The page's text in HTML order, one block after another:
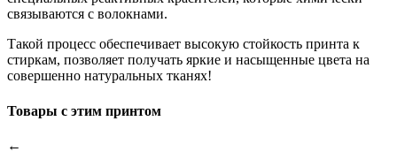
связываются с волокнами.
Такой процесс обеспечивает высокую стойкость принта к
стиркам, позволяет получать яркие и насыщенные цвета на
совершенно натуральных тканях!
Товары с этим принтом
←